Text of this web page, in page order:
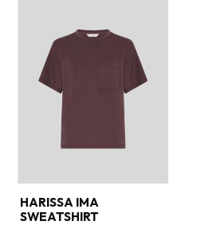
HARISSA IMA
SWEATSHIRT